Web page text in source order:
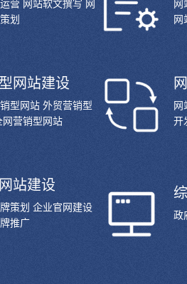
营 网站软文撰写 网
划
网
网
网站建设
型网站 外贸营销型
网营销型网站
网
开
站建设
策划 企业官网建设
推广
政